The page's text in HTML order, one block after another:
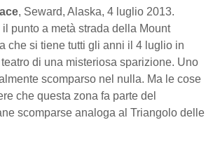
, Seward, Alaska, 4 luglio 2013.
punto a metà strada della Mount
che si tiene tutti gli anni il 4 luglio in
di una misteriosa sparizione. Uno
scomparso nel nulla. Ma le cose
che questa zona fa parte del
scomparse analoga al Triangolo delle